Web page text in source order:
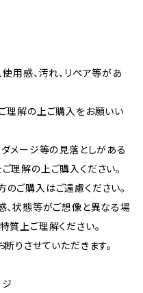
使用感、汚れ、リペア等があ
理解の上ご購入をお願いい
ダメージ等の見落としがある
理解の上ご購入ください。
ご購入はご遠慮ください。
、状態等がご想像と異なる場
質上ご理解ください。
りさせていただきます。